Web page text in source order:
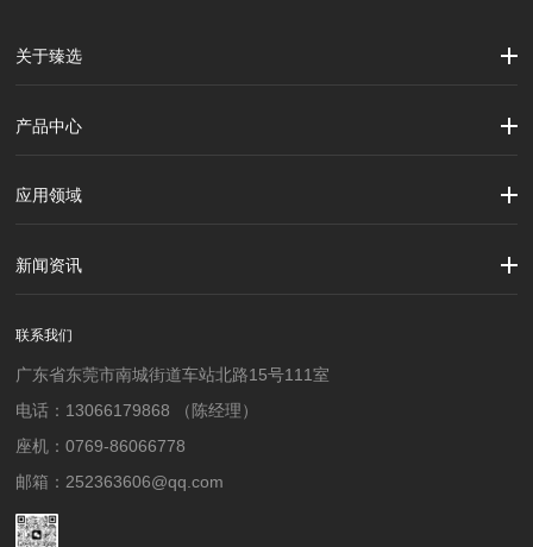
关于臻选
产品中心
应用领域
新闻资讯
联系我们
广东省东莞市南城街道车站北路15号111室
电话：13066179868 （陈经理）
座机：0769-86066778
邮箱：252363606@qq.com